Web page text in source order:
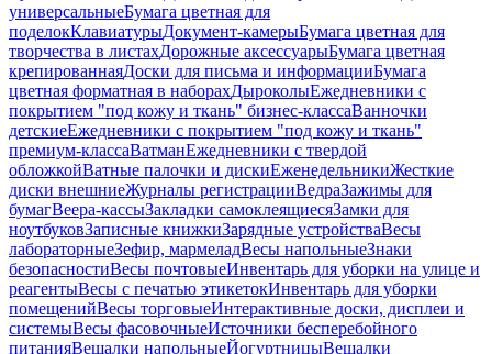
универсальныеБумага цветная для
поделокКлавиатурыДокумент-камерыБумага цветная для
творчества в листахДорожные аксессуарыБумага цветная
крепированнаяДоски для письма и информацииБумага
цветная форматная в наборахДыроколыЕжедневники с
покрытием "под кожу и ткань" бизнес-классаВанночки
детскиеЕжедневники с покрытием "под кожу и ткань"
премиум-классаВатманЕжедневники с твердой
обложкойВатные палочки и дискиЕженедельникиЖесткие
диски внешниеЖурналы регистрацииВедраЗажимы для
бумагВеера-кассыЗакладки самоклеящиесяЗамки для
ноутбуковЗаписные книжкиЗарядные устройстваВесы
лабораторныеЗефир, мармеладВесы напольныеЗнаки
безопасностиВесы почтовыеИнвентарь для уборки на улице и
реагентыВесы с печатью этикетокИнвентарь для уборки
помещенийВесы торговыеИнтерактивные доски, дисплеи и
системыВесы фасовочныеИсточники бесперебойного
питанияВешалки напольныеЙогуртницыВешалки